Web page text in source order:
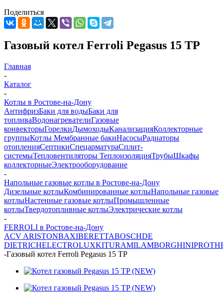
Поделиться
Газовый котел Ferroli Pegasus 15 TP
Главная
-
Каталог
-
Котлы в Ростове-на-Дону
АнтифризБаки для водыБаки для
топливаВодонагревателиГазовые
конвекторыГорелкиДымоходыКанализацияКоллекторные
группыКотлы Мембранные бакиНасосыРадиаторы
отопленияСептикиСпецарматураСплит-
системыТепловентиляторы ТеплоизоляцияТрубыШкафы
коллекторныеЭлектрооборудование
-
Напольные газовые котлы в Ростове-на-Дону
Дизельные котлыКомбинированные котлыНапольные газовые
котлыНастенные газовые котлыПромышленные
котлыТвердотопливные котлыЭлектрические котлы
-
FERROLI в Ростове-на-Дону
ACV ARISTONBAXIBERETTABOSCHDE
DIETRICHELECTROLUXKITURAMILAMBORGHINI
-Газовый котел Ferroli Pegasus 15 TP